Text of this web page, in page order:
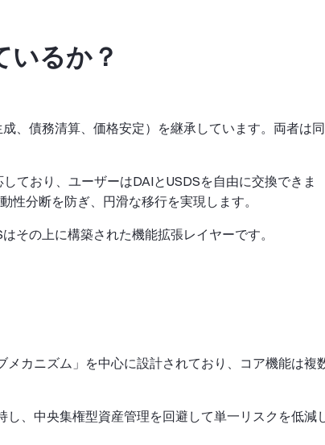
いるか？
、債務清算、価格安定）を継承しています。両者は同
ており、ユーザーはDAIとUSDSを自由に交換できま
分断を防ぎ、円滑な移行を実現します。
その上に構築された機能拡張レイヤーです。
カニズム」を中心に設計されており、コア機能は複
、中央集権型資産管理を回避して単一リスクを低減